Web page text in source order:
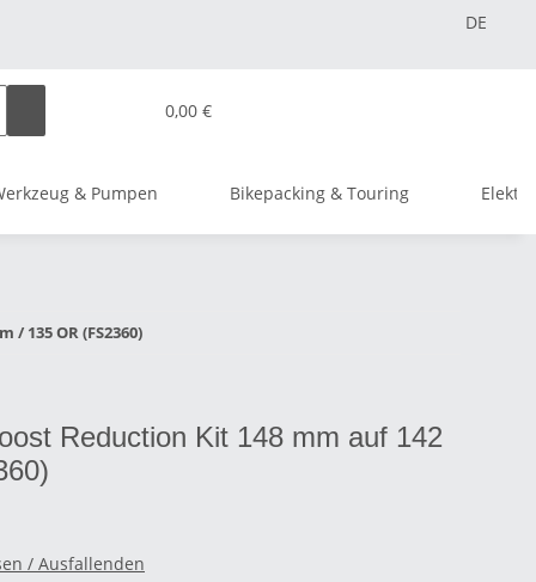
DE
0,00 €
& Pumpen Bikepacking & Touring
135 OR (FS2360)
Reduction Kit 148 mm auf 142
/ Ausfallenden